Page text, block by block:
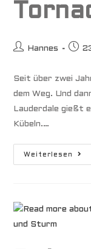
Beitrags-
Hannes
Seit über zwei
dem Weg. Und
Lauderdale gießt
Kübeln.…
Weiterlesen
Im